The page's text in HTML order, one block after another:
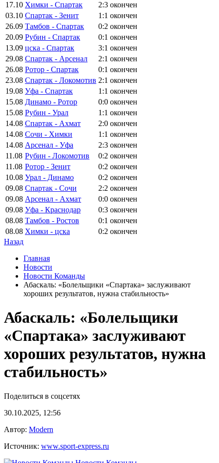
17.10 Химки - Спартак 2:3 окончен
03.10 Спартак - Зенит 1:1 окончен
26.09 Тамбов - Спартак 0:2 окончен
20.09 Рубин - Спартак 0:1 окончен
13.09 цска - Спартак 3:1 окончен
29.08 Спартак - Арсенал 2:1 окончен
26.08 Ротор - Спартак 0:1 окончен
23.08 Спартак - Локомотив 2:1 окончен
19.08 Уфа - Спартак 1:1 окончен
15.08 Динамо - Ротор 0:0 окончен
15.08 Рубин - Урал 1:1 окончен
14.08 Спартак - Ахмат 2:0 окончен
14.08 Сочи - Химки 1:1 окончен
14.08 Арсенал - Уфа 2:3 окончен
11.08 Рубин - Локомотив 0:2 окончен
11.08 Ротор - Зенит 0:2 окончен
10.08 Урал - Динамо 0:2 окончен
09.08 Спартак - Сочи 2:2 окончен
09.08 Арсенал - Ахмат 0:0 окончен
09.08 Уфа - Краснодар 0:3 окончен
08.08 Тамбов - Ростов 0:1 окончен
08.08 Химки - цска 0:2 окончен
Назад
Главная
Новости
Новости Команды
Абаскаль: «Болельщики «Спартака» заслуживают
хороших результатов, нужна стабильность»
Абаскаль: «Болельщики
«Спартака» заслуживают
хороших результатов, нужна
стабильность»
Поделиться в соцсетях
30.10.2025, 12:56
Автор: Modern
Источник: www.sport-express.ru